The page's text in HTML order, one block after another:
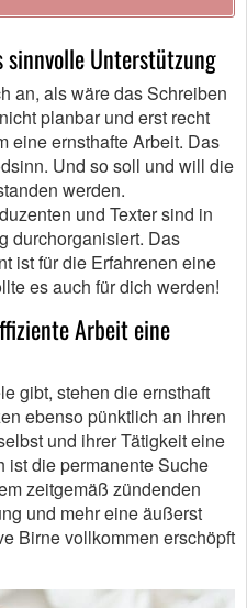
Unterstützung
an, als wäre das Schreiben
planbar und erst recht
eine ernsthafte Arbeit. Das
Und so soll und will die
werden.
und Texter sind in
durchorganisiert. Das
ist für die Erfahrenen eine
es auch für dich werden!
Arbeit eine
gibt, stehen die ernsthaft
ebenso pünktlich an ihren
und ihrer Tätigkeit eine
ist die permanente Suche
zeitgemäß zündenden
und mehr eine äußerst
Birne vollkommen erschöpft